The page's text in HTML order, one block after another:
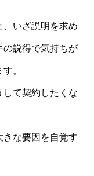
、いざ説明を求め
の説得で気持ちが
。
して契約したくな
な要因を自覚す